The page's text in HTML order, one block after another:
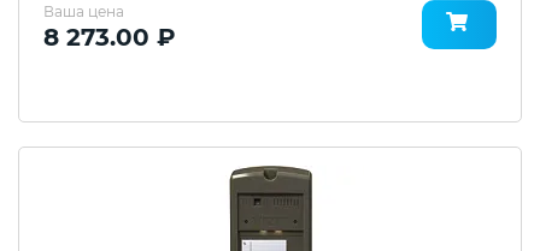
Ваша цена
8 273.00 ₽